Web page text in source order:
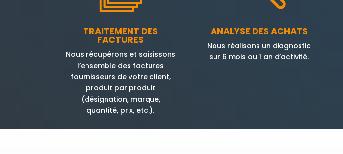
TRAITEMENT DES
FACTURES
Nous récupérons et saisissons
l’ensemble des factures
fournisseurs de votre client,
produit par produit
(désignation, marque,
quantité, prix, etc.).
ANALYSE DES ACHATS
Nous réalisons un diagnostic
sur 6 mois ou 1 an d’activité.